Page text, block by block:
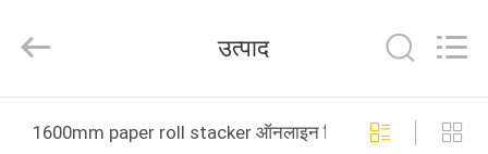
Machinery
Co.,Ltd.
Reserved.
उत्पाद
1600mm paper roll stacker ऑनलाइन निर्माण